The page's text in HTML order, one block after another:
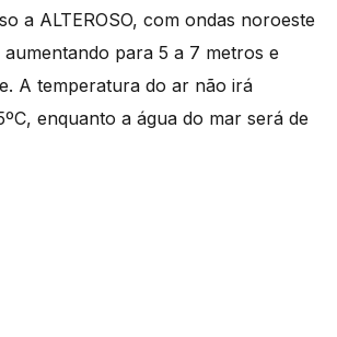
a ALTEROSO, com ondas noroeste
para 5 a 7 metros e
A temperatura do ar não irá
enquanto a água do mar será de